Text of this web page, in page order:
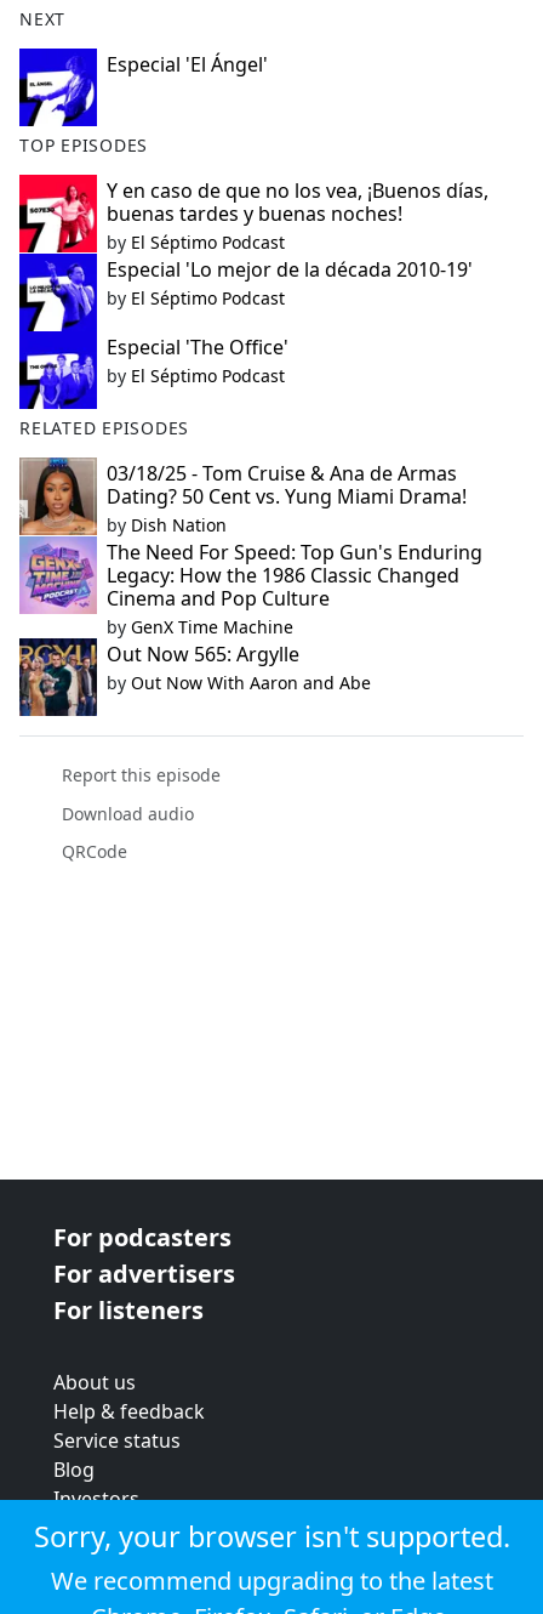
NEXT
Especial 'El Ángel'
TOP EPISODES
Y en caso de que no los vea, ¡Buenos días,
buenas tardes y buenas noches!
by El Séptimo Podcast
Especial 'Lo mejor de la década 2010-19'
by El Séptimo Podcast
Especial 'The Office'
by El Séptimo Podcast
RELATED EPISODES
03/18/25 - Tom Cruise & Ana de Armas
Dating? 50 Cent vs. Yung Miami Drama!
by Dish Nation
The Need For Speed: Top Gun's Enduring
Legacy: How the 1986 Classic Changed
Cinema and Pop Culture
by GenX Time Machine
Out Now 565: Argylle
by Out Now With Aaron and Abe
Report this episode
Download audio
QRCode
For podcasters
For advertisers
For listeners
About us
Help & feedback
Service status
Blog
Investors
Strategic review
Terms & conditions
Privacy policy
Sorry, your browser isn't supported.
We recommend upgrading to the latest